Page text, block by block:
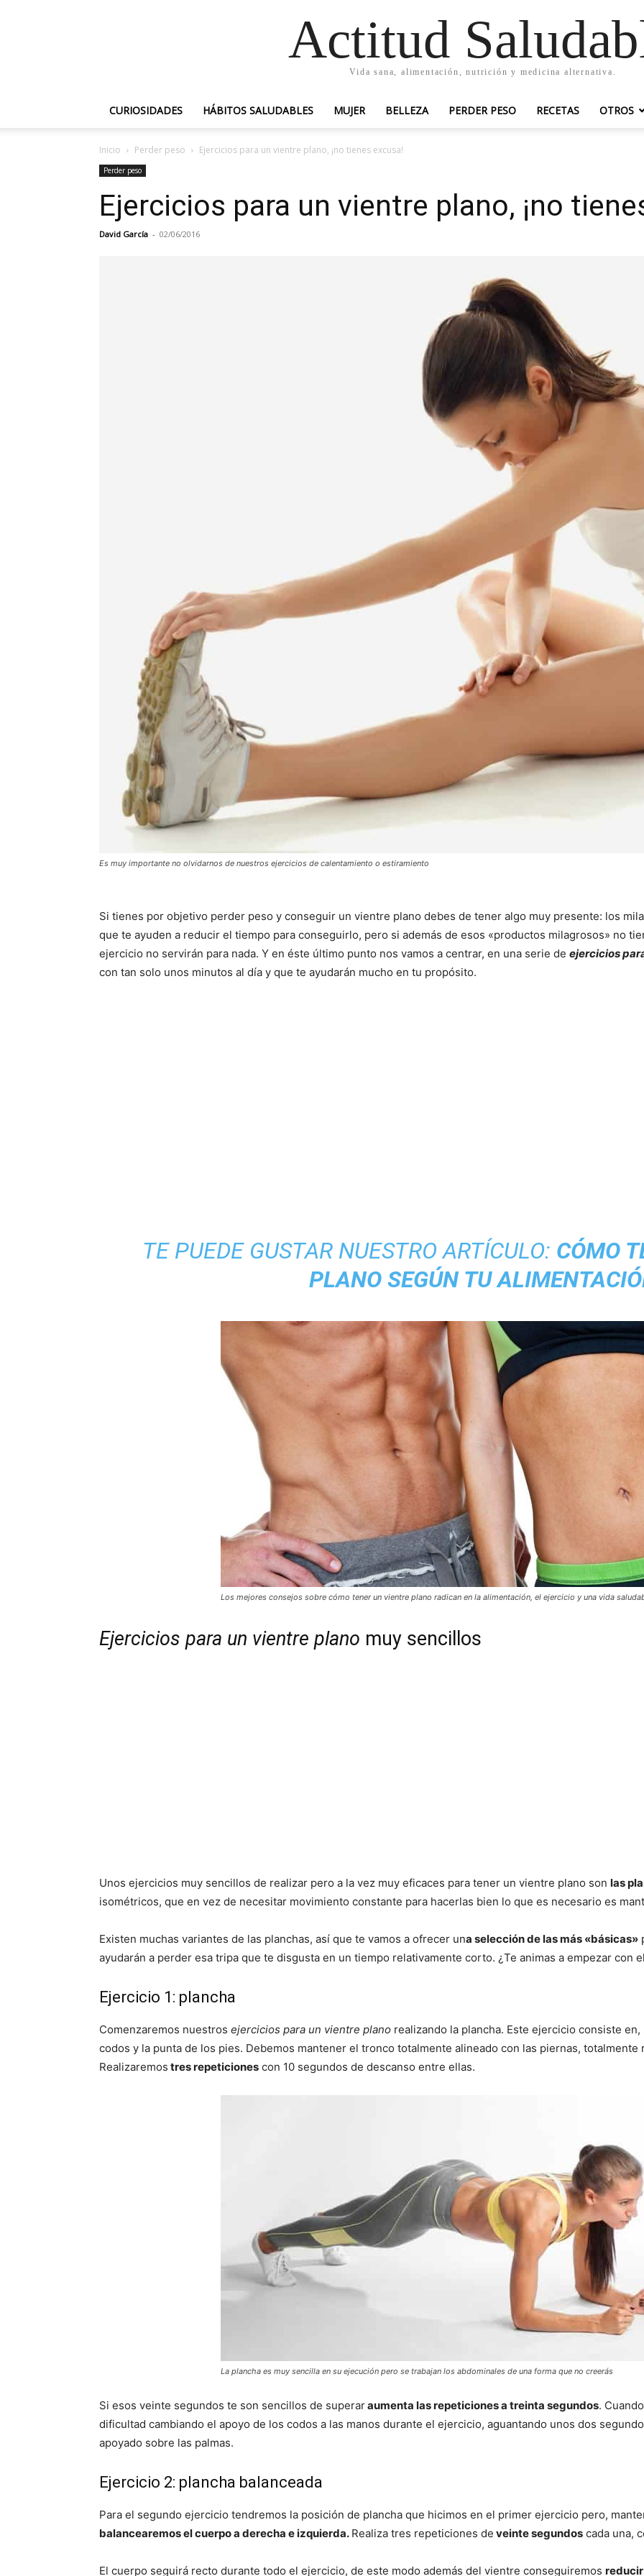
Actitud
Vida sana, alimentación, nutrición y medicina alternativa.
CURIOSIDADES HÁBITOS SALUDABLES MUJER BELLEZA PERDER PESO RECETAS OTROS
Inicio Perder peso Ejercicios para un vientre plano, ¡no tienes excusa!
Perder peso
Ejercicios para un vientre plano, ¡no
David García - 02/06/2016
Es muy importante no olvidarnos de nuestros ejercicios de calentamiento o estiramiento
Si tienes por objetivo perder peso y conseguir un vientre plano debes de tener algo muy presente: los
que te ayuden a reducir el tiempo para conseguirlo, pero si además de esos «productos milagrosos» no
ejercicio no servirán para nada. Y en éste último punto nos vamos a centrar, en una serie de ejercicios
con tan solo unos minutos al día y que te ayudarán mucho en tu propósito.
TE PUEDE GUSTAR NUESTRO ARTÍCULO: CÓMO
PLANO SEGÚN TU
Los mejores consejos sobre cómo tener un vientre plano radican en la alimentación, el ejercicio y una vida
Ejercicios para un vientre plano muy sencillos
Unos ejercicios muy sencillos de realizar pero a la vez muy eficaces para tener un vientre plano son las
isométricos, que en vez de necesitar movimiento constante para hacerlas bien lo que es necesario es
Existen muchas variantes de las planchas, así que te vamos a ofrecer una selección de las más «básicas»
ayudarán a perder esa tripa que te disgusta en un tiempo relativamente corto. ¿Te animas a empezar con
Ejercicio 1: plancha
Comenzaremos nuestros ejercicios para un vientre plano realizando la plancha. Este ejercicio consiste
codos y la punta de los pies. Debemos mantener el tronco totalmente alineado con las piernas, totalmente
Realizaremos tres repeticiones con 10 segundos de descanso entre ellas.
La plancha es muy sencilla en su ejecución pero se trabajan los abdominales de una forma que no creerás
Si esos veinte segundos te son sencillos de superaraumenta las repeticiones a treinta segundos.
dificultad cambiando el apoyo de los codos a las manos durante el ejercicio, aguantando unos dos
apoyado sobre las palmas.
Ejercicio 2: plancha balanceada
Para el segundo ejercicio tendremos la posición de plancha que hicimos en el primer ejercicio pero,
balancearemos el cuerpo a derecha e izquierda. Realiza tres repeticiones de veinte segundos cada una,
El cuerpo seguirá recto durante todo el ejercicio, de este modo además del vientre conseguiremos